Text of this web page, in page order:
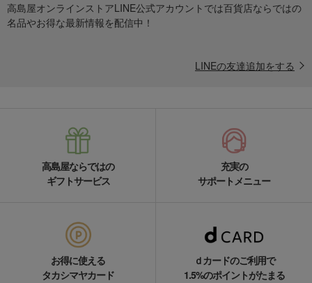
高島屋オンラインストアLINE公式アカウントでは百貨店ならではの
名品やお得な最新情報を配信中！
LINEの友達追加をする
高島屋ならではの
ギフトサービス
充実の
サポートメニュー
お得に使える
タカシマヤカード
ｄカードのご利用で
1.5%のポイントがたまる